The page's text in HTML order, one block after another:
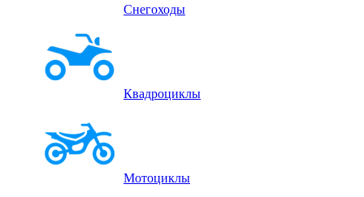
Снегоходы
Квадроциклы
Мотоциклы